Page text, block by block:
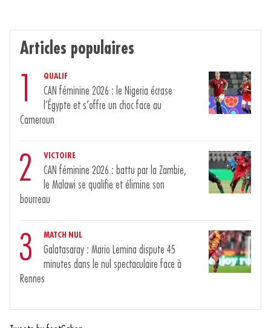
Articles populaires
QUALIF
CAN féminine 2026 : le Nigeria écrase
l’Égypte et s’offre un choc face au
Cameroun
2 VICTOIRE
CAN féminine 2026 : battu par la Zambie,
le Malawi se qualifie et élimine son
bourreau
3 MATCH NUL
Galatasaray : Mario Lemina dispute 45
minutes dans le nul spectaculaire face à
Rennes